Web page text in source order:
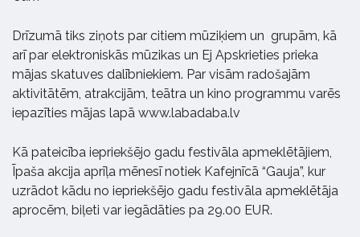
Drīzumā tiks ziņots par citiem mūziķiem un grupām, kā
arī par elektroniskās mūzikas un Ej Apskrieties prieka
mājas skatuves dalībniekiem. Par visām radošajām
aktivitātēm, atrakcijām, teātra un kino programmu varēs
iepazīties mājas lapā www.labadaba.lv
Kā pateicība iepriekšējo gadu festivāla apmeklētājiem,
Īpaša akcija aprīļa mēnesī notiek Kafejnīcā “Gauja”, kur
uzrādot kādu no iepriekšējo gadu festivāla apmeklētāja
aprocēm, biļeti var iegādāties pa 29.00 EUR.